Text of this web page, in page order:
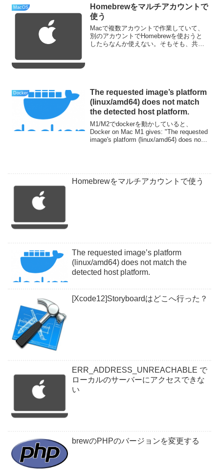
MacOS
Homebrewをマルチアカウントで
使う
Macで複数アカウントで作業していて、
別のアカウントでHomebrewを使おうと
したらなんか使えない。そもそも、共通
Docker
The requested image’s platform
(linux/amd64) does not match
the detected host platform.
M1/M2でdockerを動かしていると、
Docker on Mac M1 gives: "The requested
image's platform (linux/amd64) does not
Homebrewをマルチアカウントで使う
The requested image’s platform
(linux/amd64) does not match the
detected host platform.
[Xcode12]Storyboardはどこへ行った？
ERR_ADDRESS_UNREACHABLE で
ローカルのサーバーにアクセスできな
い
brewのPHPのバージョンを変更する